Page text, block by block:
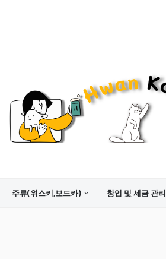
주류(위스키,보드카) 창업 및 세금 관리